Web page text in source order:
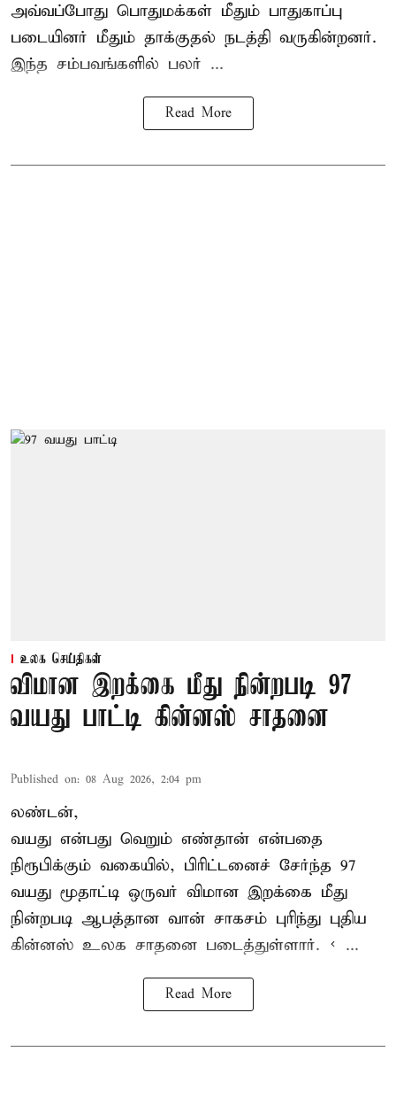
அவ்வப்போது பொதுமக்கள் மீதும் பாதுகாப்பு
படையினர் மீதும் தாக்குதல் நடத்தி வருகின்றனர்.
இந்த சம்பவங்களில் பலர் ...
Read More
உலக செய்திகள்
விமான இறக்கை மீது நின்றபடி 97
வயது பாட்டி கின்னஸ் சாதனை
Published on: 08 Aug 2026, 2:04 pm
லண்டன்,
வயது என்பது வெறும் எண்தான் என்பதை
நிரூபிக்கும் வகையில், பிரிட்டனைச் சேர்ந்த 97
வயது மூதாட்டி ஒருவர் விமான இறக்கை மீது
நின்றபடி ஆபத்தான வான் சாகசம் புரிந்து புதிய
கின்னஸ் உலக சாதனை படைத்துள்ளார். < ...
Read More